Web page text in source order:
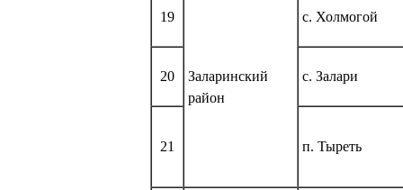
19
Заларинский
район
с. Холмогой
20 с. Залари
21 п. Тыреть